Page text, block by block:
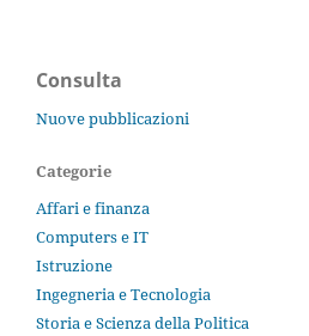
Consulta
Nuove pubblicazioni
Categorie
Affari e finanza
Computers e IT
Istruzione
Ingegneria e Tecnologia
Storia e Scienza della Politica